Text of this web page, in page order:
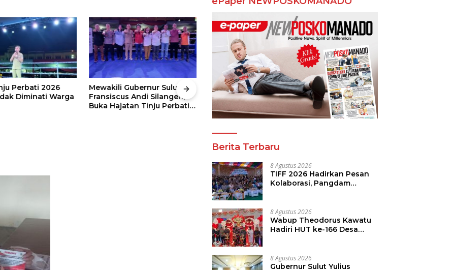
Perbati 2026
Diminati Warga
Mewakili Gubernur Sulut, dr
Fransiscus Andi Silangen,
Buka Hajatan Tinju Perbati
Juara Tinju Asia Ramaikan
Kejuaraan Tinju Perbati
2026 Memperebutkan Piala
Wali Kota Manado
Panitia Tinju Perbati 2026
dan Pihak Mega Jasa
Kelolah All Out Siapkan
Lokasi Pertandingan
Berita Terbaru
8 Agustus 2026
TIFF 2026 Hadirkan Pesan
Kolaborasi, Pangdam
8 Agustus 2026
Wabup Theodorus Kawatu
Hadiri HUT ke-166 Desa
8 Agustus 2026
Gubernur Sulut Yulius